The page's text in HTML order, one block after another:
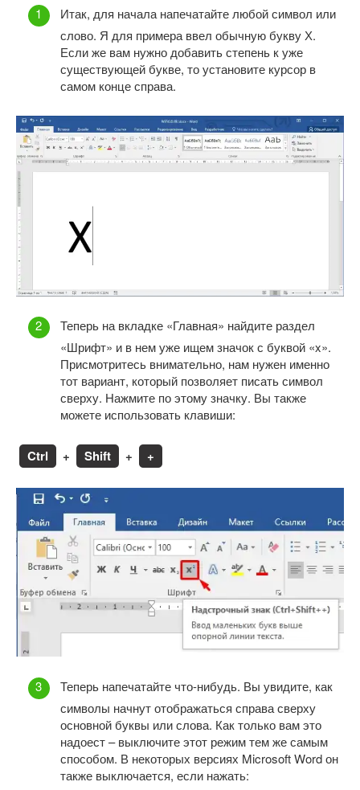
Итак, для начала напечатайте любой символ или
слово. Я для примера ввел обычную букву Х.
Если же вам нужно добавить степень к уже
существующей букве, то установите курсор в
самом конце справа.
Теперь на вкладке «Главная» найдите раздел
«Шрифт» и в нем уже ищем значок с буквой «x».
Присмотритесь внимательно, нам нужен именно
тот вариант, который позволяет писать символ
сверху. Нажмите по этому значку. Вы также
можете использовать клавиши:
Ctrl + Shift + +
Теперь напечатайте что-нибудь. Вы увидите, как
символы начнут отображаться справа сверху
основной буквы или слова. Как только вам это
надоест – выключите этот режим тем же самым
способом. В некоторых версиях Microsoft Word он
также выключается, если нажать: